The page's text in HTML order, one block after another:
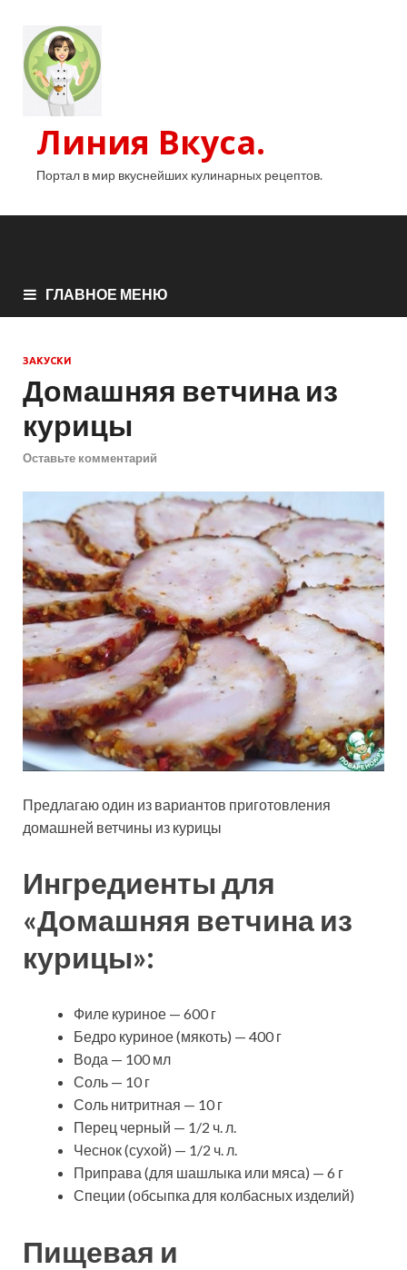
Линия Вкуса.
Портал в мир вкуснейших кулинарных рецептов.
ГЛАВНОЕ МЕНЮ
ЗАКУСКИ
Домашняя ветчина из
курицы
Оставьте комментарий
Предлагаю один из вариантов приготовления
домашней ветчины из курицы
Ингредиенты для
«Домашняя ветчина из
курицы»:
Филе куриное — 600 г
Бедро куриное (мякоть) — 400 г
Вода — 100 мл
Соль — 10 г
Соль нитритная — 10 г
Перец черный — 1/2 ч. л.
Чеснок (сухой) — 1/2 ч. л.
Приправа (для шашлыка или мяса) — 6 г
Специи (обсыпка для колбасных изделий)
Пищевая и